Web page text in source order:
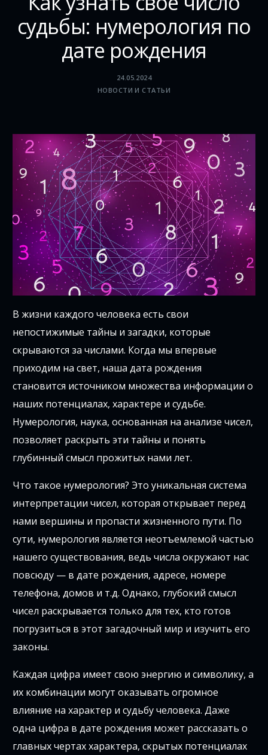
судьбы: нумерология по
дате рождения
24.05.2024
НОВОСТИ И СТАТЬИ
В жизни каждого человека есть свои
непостижимые тайны и загадки, которые
скрываются за числами. Когда мы впервые
приходим на свет, наша дата рождения
становится источником множества информации о
наших потенциалах, характере и судьбе.
Нумерология, наука, основанная на анализе чисел,
позволяет раскрыть эти тайны и понять
глубинный смысл прожитых нами лет.
Что такое нумерология? Это уникальная система
интерпретации чисел, которая открывает перед
нами вершины и пропасти жизненного пути. По
сути, нумерология является неотъемлемой частью
нашего существования, ведь числа окружают нас
повсюду — в дате рождения, адресе, номере
телефона, домов и т.д. Однако, глубокий смысл
чисел раскрывается только для тех, кто готов
погрузиться в этот загадочный мир и изучить его
законы.
Каждая цифра имеет свою энергию и символику, а
их комбинации могут оказывать огромное
влияние на характер и судьбу человека. Даже
одна цифра в дате рождения может рассказать о
главных чертах характера, скрытых потенциалах